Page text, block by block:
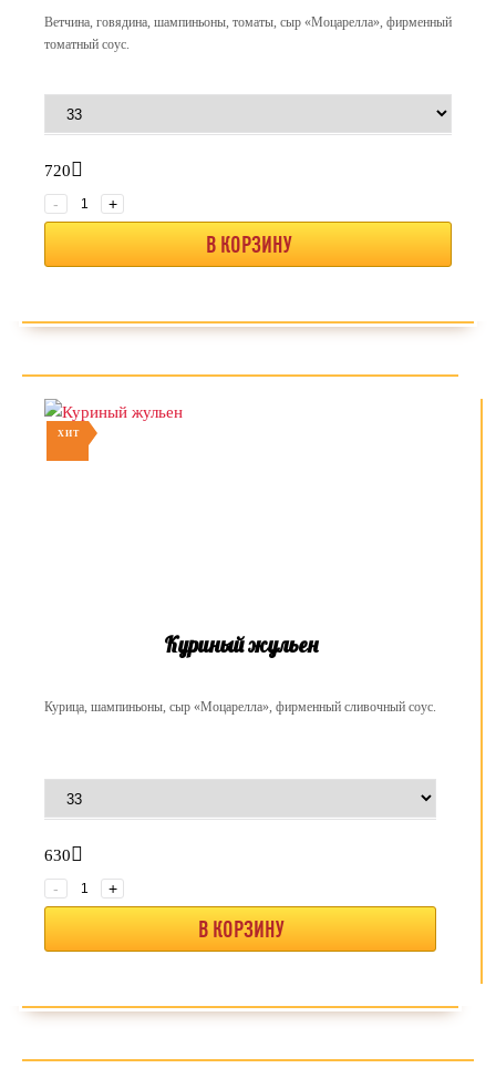
Ветчина, говядина, шампиньоны, томаты, сыр «Моцарелла», фирменный
томатный соус.
720
-
+
В КОРЗИНУ
ХИТ
Куриный жульен
Курица, шампиньоны, сыр «Моцарелла», фирменный сливочный соус.
630
-
+
В КОРЗИНУ